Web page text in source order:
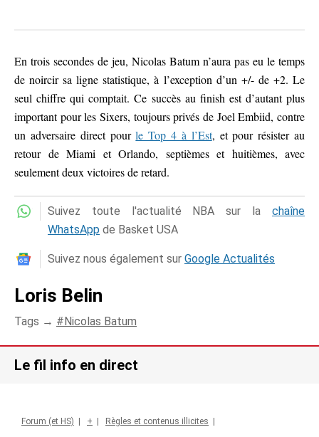
En trois secondes de jeu, Nicolas Batum n’aura pas eu le temps
de noircir sa ligne statistique, à l’exception d’un +/- de +2. Le
seul chiffre qui comptait. Ce succès au finish est d’autant plus
important pour les Sixers, toujours privés de Joel Embiid, contre
un adversaire direct pourle Top 4 à l’Est, et pour résister au
retour de Miami et Orlando, septièmes et huitièmes, avec
seulement deux victoires de retard.
Suivez toute l'actualité NBA sur la chaîne
WhatsApp de Basket USA
Suivez nous également sur Google Actualités
Loris Belin
Tags → Nicolas Batum
Le fil info en direct
Forum (et HS) + Règles et contenus illicites